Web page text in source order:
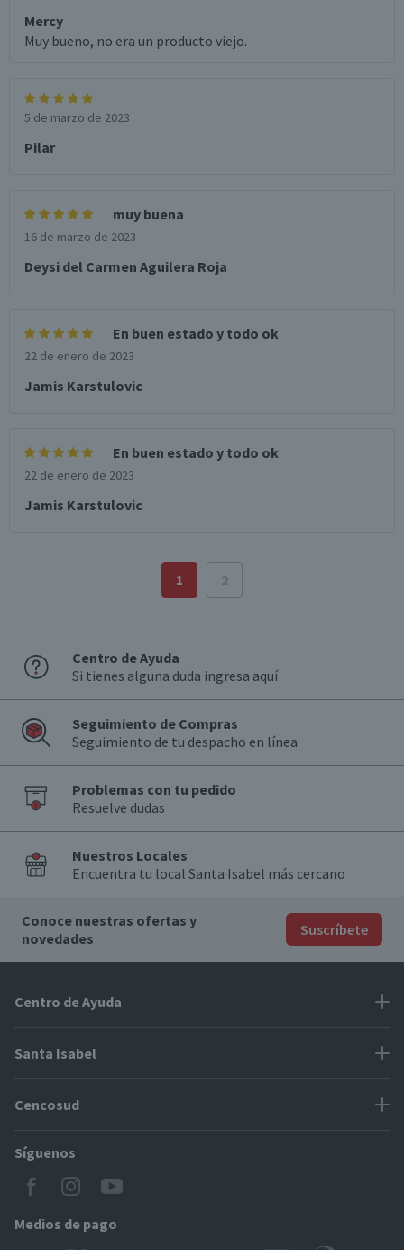
Mercy
Muy bueno, no era un producto viejo.
5 de marzo de 2023
Pilar
muy buena
16 de marzo de 2023
Deysi del Carmen Aguilera Roja
En buen estado y todo ok
22 de enero de 2023
Jamis Karstulovic
En buen estado y todo ok
22 de enero de 2023
Jamis Karstulovic
1 2
Centro de Ayuda
Si tienes alguna duda ingresa aquí
Seguimiento de Compras
Seguimiento de tu despacho en línea
Problemas con tu pedido
Resuelve dudas
Nuestros Locales
Encuentra tu local Santa Isabel más cercano
Conoce nuestras ofertas y
novedades
Suscríbete
Centro de Ayuda
Problemas con tu pedido
Cómo modificar mis datos
Modos de entrega y cobertura
Locales Santa Isabel
Servicio al cliente
Santa Isabel
Proveedores
CyberDay
BlackFriday
Cencosud
Paris
Jumbo
Easy
Síguenos
Medios de pago